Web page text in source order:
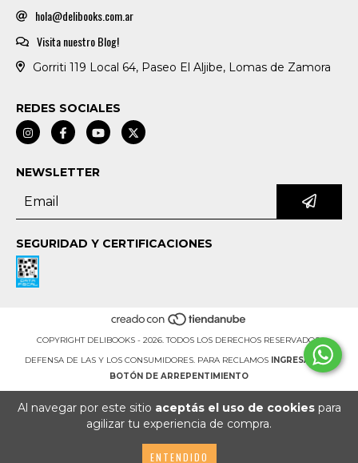
Al navegar por este sitio aceptás el uso de cookiespara
agilizar tu experiencia de compra.
ENTENDIDO
hola@delibooks.com.ar
Visita nuestro Blog!
Gorriti 119 Local 64, Paseo El Aljibe, Lomas de Zamora
REDES SOCIALES
NEWSLETTER
SEGURIDAD Y CERTIFICACIONES
COPYRIGHT DELIBOOKS - 2026. TODOS LOS DERECHOS RESERVADOS.
DEFENSA DE LAS Y LOS CONSUMIDORES. PARA RECLAMOS
INGRESÁ ACÁ.
BOTÓN DE ARREPENTIMIENTO